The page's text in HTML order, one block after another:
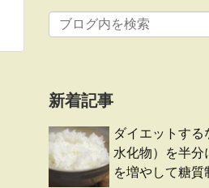
新着記事
ダイエットする
水化物）を半分
を増やして糖質